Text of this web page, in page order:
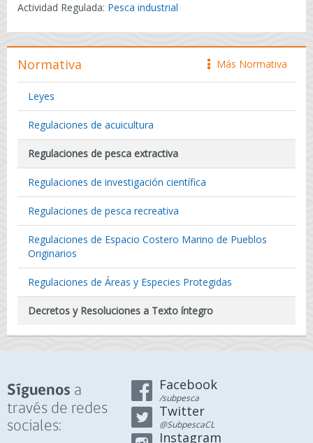
Actividad Regulada: Pesca industrial
icono
Más Normativa
Normativa
Leyes
Regulaciones de acuicultura
Regulaciones de pesca extractiva
Regulaciones de investigación científica
Regulaciones de pesca recreativa
Regulaciones de Espacio Costero Marino de Pueblos
Originarios
Regulaciones de Áreas y Especies Protegidas
Decretos y Resoluciones a Texto íntegro
Síguenos a
través de redes
sociales:
Facebook
/subpesca
Twitter
@SubpescaCL
Instagram